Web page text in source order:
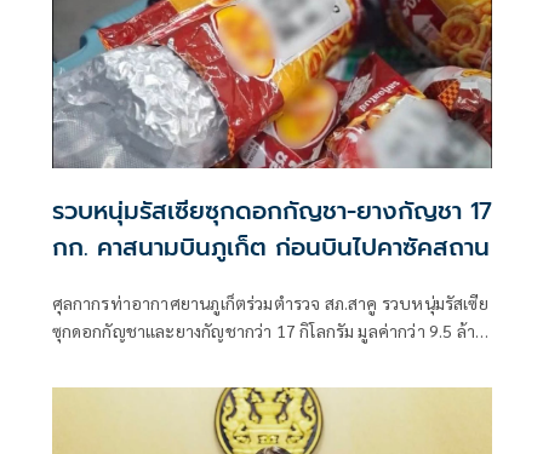
รวบหนุ่มรัสเซียซุกดอกกัญชา-ยางกัญชา 17
กก. คาสนามบินภูเก็ต ก่อนบินไปคาซัคสถาน
ศุลกากรท่าอากาศยานภูเก็ตร่วมตำรวจ สภ.สาคู รวบหนุ่มรัสเซีย
ซุกดอกกัญชาและยางกัญชากว่า 17 กิโลกรัม มูลค่ากว่า 9.5 ล้าน